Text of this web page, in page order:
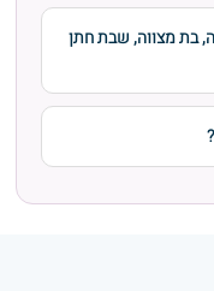
בת מצווה, שבת חתן